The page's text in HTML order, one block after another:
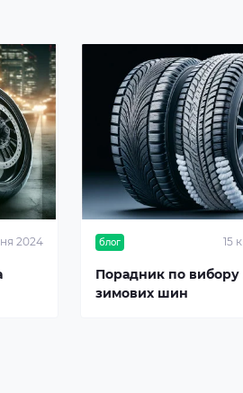
2024 блог 15
Порадник по вибору
зимових шин